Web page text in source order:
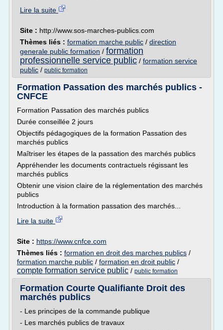
Lire la suite
Site : http://www.sos-marches-publics.com
Thèmes liés : formation marche public / direction
generale public formation / formation
professionnelle service public / formation service
public / public formation
Formation Passation des marchés publics -
CNFCE
Formation Passation des marchés publics
Durée conseillée 2 jours
Objectifs pédagogiques de la formation Passation des
marchés publics
Maîtriser les étapes de la passation des marchés publics
Appréhender les documents contractuels régissant les
marchés publics
Obtenir une vision claire de la réglementation des marchés
publics
Introduction à la formation passation des marchés...
Lire la suite
Site : https://www.cnfce.com
Thèmes liés : formation en droit des marches publics /
formation marche public / formation en droit public /
compte formation service public / public formation
Formation Courte Qualifiante Droit des
marchés publics
- Les principes de la commande publique
- Les marchés publics de travaux